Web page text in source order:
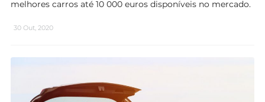
melhores carros até 10 000 euros disponíveis no mercado.
30 Out, 2020